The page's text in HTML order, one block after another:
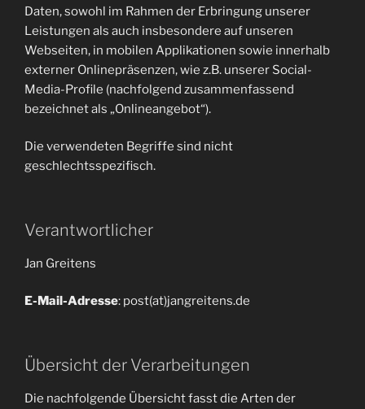
Daten, sowohl im Rahmen der Erbringung unserer
Leistungen als auch insbesondere auf unseren
Webseiten, in mobilen Applikationen sowie innerhalb
externer Onlinepräsenzen, wie z.B. unserer Social-
Media-Profile (nachfolgend zusammenfassend
bezeichnet als „Onlineangebot“).
Die verwendeten Begriffe sind nicht
geschlechtsspezifisch.
Verantwortlicher
Jan Greitens
E-Mail-Adresse: post(at)jangreitens.de
Übersicht der Verarbeitungen
Die nachfolgende Übersicht fasst die Arten der